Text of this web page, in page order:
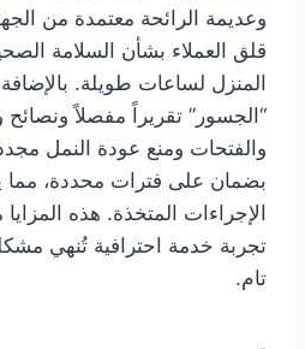
وعديمة الرائحة معتمدة من
قلق العملاء بشأن السلامة
المنزل لساعات طويلة. بالإضافة
“الجسور” تقريراً مفصلاً
والفتحات ومنع عودة النمل
بضمان على فترات محددة، مما
الإجراءات المتخذة. هذه
تجربة خدمة احترافية تُنهي
تام.